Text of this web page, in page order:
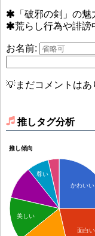
「破邪の剣」の
荒らし行為や誹謗
お名前:
💡まだコメントはあ
推しタグ分析
推し傾向
かわいい
面白い
尊い
美しい